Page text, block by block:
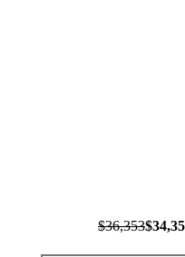
$36,353